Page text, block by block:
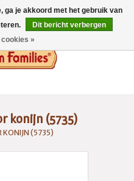
0 Artikelen - €0,00
konijn (5735)
KONIJN (5735)
ga je akkoord met het gebruik van
Dit bericht verbergen
»